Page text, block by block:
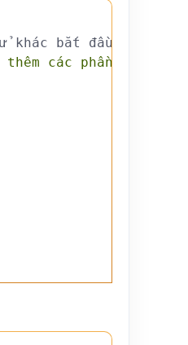
khác bắt đầu vị trí 1
các phần tử